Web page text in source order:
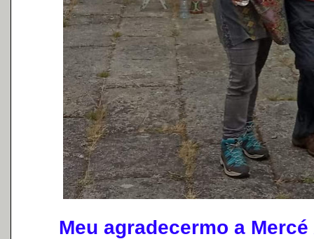
Meu agradecermo a Mercé